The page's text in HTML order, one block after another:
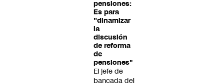
pensiones:
Es para
"dinamizar
la
discusión
de reforma
de
pensiones"
El jefe de
bancada del